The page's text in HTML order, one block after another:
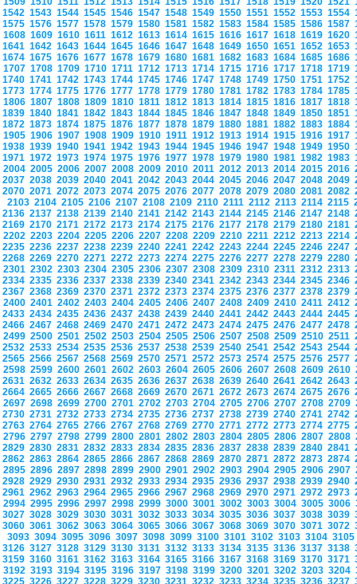
1542 1543 1544 1545 1546 1547 1548 1549 1550 1551 1552 1553 1554
1575 1576 1577 1578 1579 1580 1581 1582 1583 1584 1585 1586 1587
1608 1609 1610 1611 1612 1613 1614 1615 1616 1617 1618 1619 1620
1641 1642 1643 1644 1645 1646 1647 1648 1649 1650 1651 1652 1653
1674 1675 1676 1677 1678 1679 1680 1681 1682 1683 1684 1685 1686
1707 1708 1709 1710 1711 1712 1713 1714 1715 1716 1717 1718 1719
1740 1741 1742 1743 1744 1745 1746 1747 1748 1749 1750 1751 1752
1773 1774 1775 1776 1777 1778 1779 1780 1781 1782 1783 1784 1785
1806 1807 1808 1809 1810 1811 1812 1813 1814 1815 1816 1817 1818
1839 1840 1841 1842 1843 1844 1845 1846 1847 1848 1849 1850 1851
1872 1873 1874 1875 1876 1877 1878 1879 1880 1881 1882 1883 1884
1905 1906 1907 1908 1909 1910 1911 1912 1913 1914 1915 1916 1917
1938 1939 1940 1941 1942 1943 1944 1945 1946 1947 1948 1949 1950
1971 1972 1973 1974 1975 1976 1977 1978 1979 1980 1981 1982 1983
2004 2005 2006 2007 2008 2009 2010 2011 2012 2013 2014 2015 2016
2037 2038 2039 2040 2041 2042 2043 2044 2045 2046 2047 2048 2049
2070 2071 2072 2073 2074 2075 2076 2077 2078 2079 2080 2081 2082
2103 2104 2105 2106 2107 2108 2109 2110 2111 2112 2113 2114 2115
2136 2137 2138 2139 2140 2141 2142 2143 2144 2145 2146 2147 2148
2169 2170 2171 2172 2173 2174 2175 2176 2177 2178 2179 2180 2181
2202 2203 2204 2205 2206 2207 2208 2209 2210 2211 2212 2213 2214
2235 2236 2237 2238 2239 2240 2241 2242 2243 2244 2245 2246 2247
2268 2269 2270 2271 2272 2273 2274 2275 2276 2277 2278 2279 2280
2301 2302 2303 2304 2305 2306 2307 2308 2309 2310 2311 2312 2313
2334 2335 2336 2337 2338 2339 2340 2341 2342 2343 2344 2345 2346
2367 2368 2369 2370 2371 2372 2373 2374 2375 2376 2377 2378 2379
2400 2401 2402 2403 2404 2405 2406 2407 2408 2409 2410 2411 2412
2433 2434 2435 2436 2437 2438 2439 2440 2441 2442 2443 2444 2445
2466 2467 2468 2469 2470 2471 2472 2473 2474 2475 2476 2477 2478
2499 2500 2501 2502 2503 2504 2505 2506 2507 2508 2509 2510 2511
2532 2533 2534 2535 2536 2537 2538 2539 2540 2541 2542 2543 2544
2565 2566 2567 2568 2569 2570 2571 2572 2573 2574 2575 2576 2577
2598 2599 2600 2601 2602 2603 2604 2605 2606 2607 2608 2609 2610
2631 2632 2633 2634 2635 2636 2637 2638 2639 2640 2641 2642 2643
2664 2665 2666 2667 2668 2669 2670 2671 2672 2673 2674 2675 2676
2697 2698 2699 2700 2701 2702 2703 2704 2705 2706 2707 2708 2709
2730 2731 2732 2733 2734 2735 2736 2737 2738 2739 2740 2741 2742
2763 2764 2765 2766 2767 2768 2769 2770 2771 2772 2773 2774 2775
2796 2797 2798 2799 2800 2801 2802 2803 2804 2805 2806 2807 2808
2829 2830 2831 2832 2833 2834 2835 2836 2837 2838 2839 2840 2841
2862 2863 2864 2865 2866 2867 2868 2869 2870 2871 2872 2873 2874
2895 2896 2897 2898 2899 2900 2901 2902 2903 2904 2905 2906 2907
2928 2929 2930 2931 2932 2933 2934 2935 2936 2937 2938 2939 2940
2961 2962 2963 2964 2965 2966 2967 2968 2969 2970 2971 2972 2973
2994 2995 2996 2997 2998 2999 3000 3001 3002 3003 3004 3005 3006
3027 3028 3029 3030 3031 3032 3033 3034 3035 3036 3037 3038 3039
3060 3061 3062 3063 3064 3065 3066 3067 3068 3069 3070 3071 3072
3093 3094 3095 3096 3097 3098 3099 3100 3101 3102 3103 3104
3126 3127 3128 3129 3130 3131 3132 3133 3134 3135 3136 3137 3138
3159 3160 3161 3162 3163 3164 3165 3166 3167 3168 3169 3170 3171
3192 3193 3194 3195 3196 3197 3198 3199 3200 3201 3202 3203 3204
3225 3226 3227 3228 3229 3230 3231 3232 3233 3234 3235 3236 3237